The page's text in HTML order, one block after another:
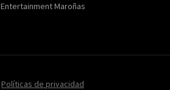
Entertainment Maroñas
Políticas de privacidad